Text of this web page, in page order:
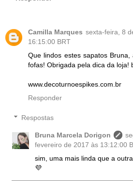
Camilla Marques sexta-feira, 8
16:15:00 BRT
Que lindos estes sapatos
fofas! Obrigada pela dica da loja!
www.decoturnoespikes.com.br
Responder
Respostas
Bruna Marcela Dorigon
fevereiro de 2017 às 13:12:00
sim, uma mais linda que a
💜